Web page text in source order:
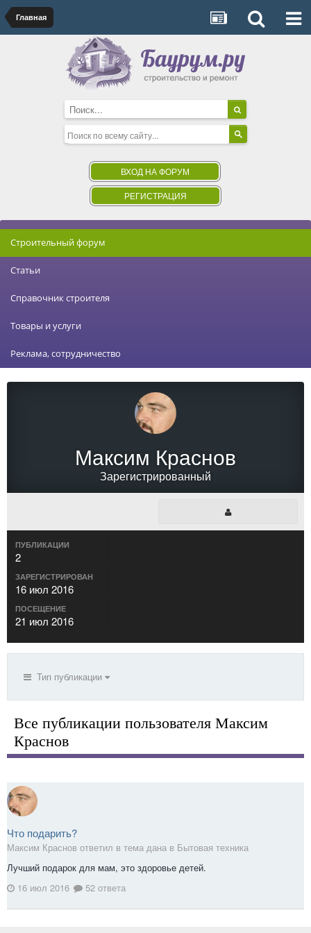
Главная
ВХОД НА ФОРУМ
РЕГИСТРАЦИЯ
Строительный форум
Статьи
Справочник строителя
Товары и услуги
Реклама, сотрудничество
Максим Краснов
Зарегистрированный
ПУБЛИКАЦИИ
2
ЗАРЕГИСТРИРОВАН
16 июл 2016
ПОСЕЩЕНИЕ
21 июл 2016
Тип публикации
Все публикации пользователя Максим
Краснов
Что подарить?
Максим Краснов ответил в тема дана в Бытовая техника
Лучший подарок для мам, это здоровье детей.
16 июл 2016
52 ответа